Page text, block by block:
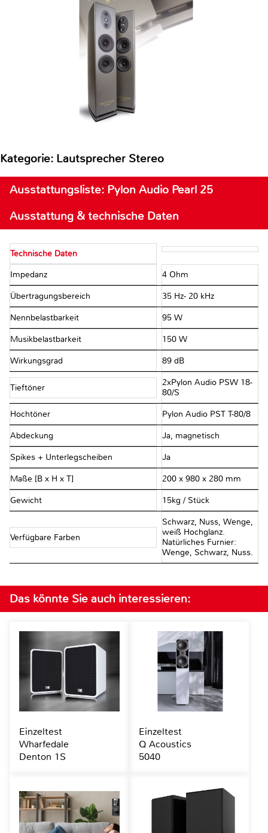
Kategorie: Lautsprecher Stereo
Ausstattungsliste: Pylon Audio Pearl 25
Ausstattung & technische Daten
Technische Daten
Impedanz 4 Ohm
Übertragungsbereich 35 Hz- 20 kHz
Nennbelastbarkeit 95 W
Musikbelastbarkeit 150 W
Wirkungsgrad 89 dB
Tieftöner
2xPylon Audio PSW 18-
80/S
Hochtöner Pylon Audio PST T-80/8
Abdeckung Ja, magnetisch
Spikes + Unterlegscheiben Ja
Maße [B x H x T] 200 x 980 x 280 mm
Gewicht 15kg / Stück
Verfügbare Farben
Schwarz, Nuss, Wenge,
weiß Hochglanz.
Natürliches Furnier:
Wenge, Schwarz, Nuss.
Das könnte Sie auch interessieren:
Einzeltest
Wharfedale
Denton 1S
Einzeltest
Q Acoustics
5040